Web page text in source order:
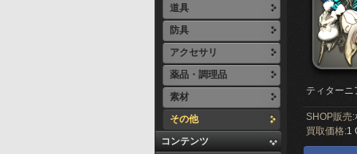
道具
防具
アクセサリ
薬品・調理品
素材
その他
コンテンツ
ティターニ
SHOP販売:
買取価格:1